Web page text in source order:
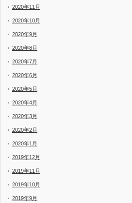
2020年11月
2020年10月
2020年9月
2020年8月
2020年7月
2020年6月
2020年5月
2020年4月
2020年3月
2020年2月
2020年1月
2019年12月
2019年11月
2019年10月
2019年9月